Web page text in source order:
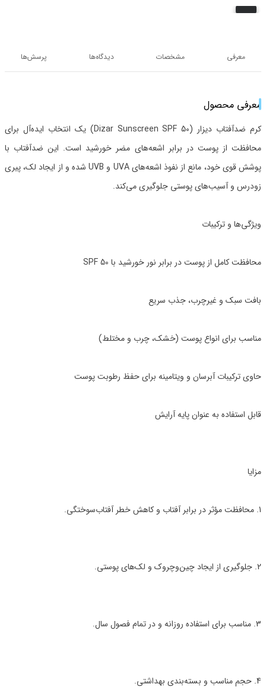
معرفی مشخصات دیدگاه‌ها پرسش‌ها
معرفی محصول
کرم ضدآفتاب دیزار (Dizar Sunscreen SPF 50) یک انتخاب ایده‌آل برای
محافظت از پوست در برابر اشعه‌های مضر خورشید است. این ضدآفتاب با
پوشش قوی خود، مانع از نفوذ اشعه‌های UVA و UVB شده و از ایجاد لک، پیری
زودرس و آسیب‌های پوستی جلوگیری می‌کند.
ویژگی‌ها و ترکیبات
محافظت کامل از پوست در برابر نور خورشید با SPF 50
بافت سبک و غیرچرب، جذب سریع
مناسب برای انواع پوست (خشک، چرب و مختلط)
حاوی ترکیبات آبرسان و ویتامینه برای حفظ رطوبت پوست
قابل استفاده به عنوان پایه آرایش
مزایا
1. محافظت مؤثر در برابر آفتاب و کاهش خطر آفتاب‌سوختگی.
2. جلوگیری از ایجاد چین‌وچروک و لک‌های پوستی.
3. مناسب برای استفاده روزانه و در تمام فصول سال.
4. حجم مناسب و بسته‌بندی بهداشتی.